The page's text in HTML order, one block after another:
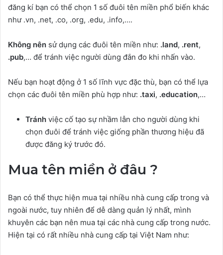
đăng kí bạn có thể chọn 1 số đuôi tên miền phổ biến khác
như .vn, .net, .co, .org, .edu, .info,….
Không nên sử dụng các đuôi tên miền như: .land, .rent,
.pub,… để tránh việc người dùng đắn đo khi nhấn vào.
Nếu bạn hoạt động ở 1 số lĩnh vực đặc thù, bạn có thể lựa
chọn các đuôi tên miền phù hợp như: .taxi, .education,…
Tránh việc cố tạo sự nhầm lẫn cho người dùng khi
chọn đuôi để tránh việc giống phần thương hiệu đã
được đăng ký trước đó.
Mua tên miền ở đâu ?
Bạn có thể thực hiện mua tại nhiều nhà cung cấp trong và
ngoài nước, tuy nhiên để dễ dàng quản lý nhất, mình
khuyên các bạn nên mua tại các nhà cung cấp trong nước.
Hiện tại có rất nhiều nhà cung cấp tại Việt Nam như: